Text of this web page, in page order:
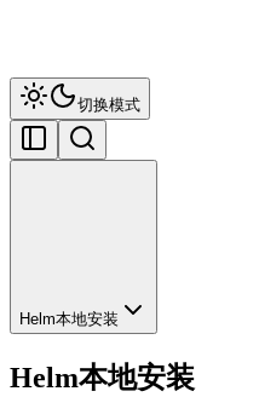
切换模式
Helm本地安装
Helm本地安装